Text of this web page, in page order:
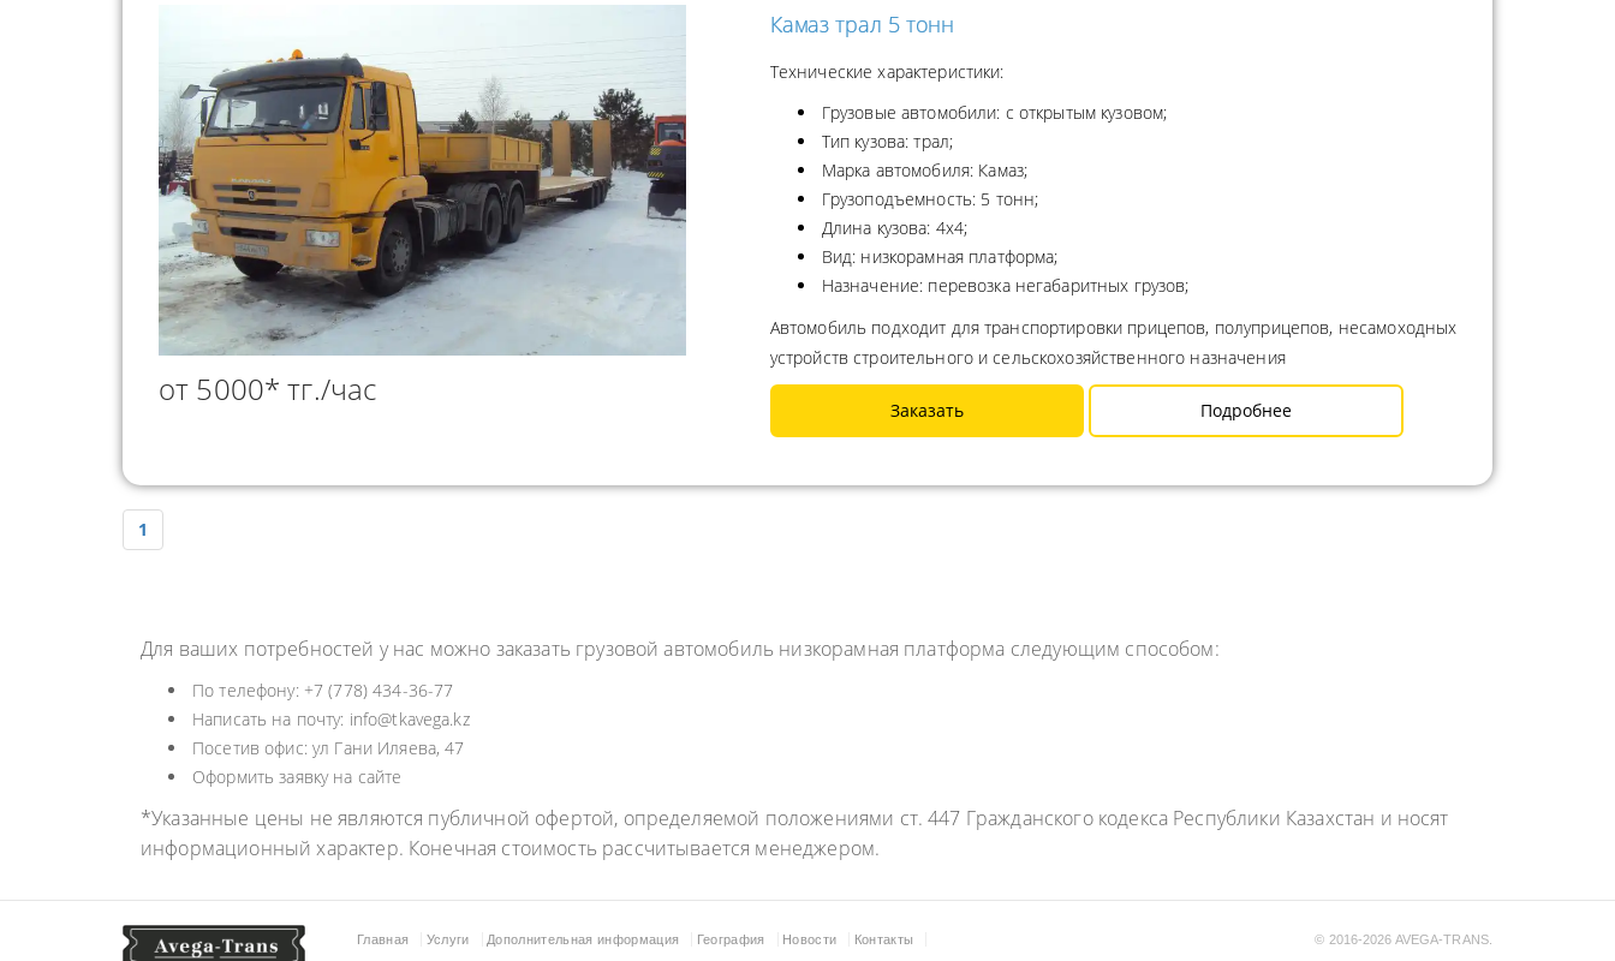
ПЕРЕВОЗКИ
от 5000* тг./час
Камаз трал 5 тонн
Технические характеристики:
Грузовые автомобили: с открытым кузовом;
Тип кузова: трал;
Марка автомобиля: Камаз;
Грузоподъемность: 5 тонн;
Длина кузова: 4x4;
Вид: низкорамная платформа;
Назначение: перевозка негабаритных грузов;
Автомобиль подходит для транспортировки прицепов, полуприцепов, несамоходных
устройств строительного и сельскохозяйственного назначения
Заказать Подробнее
1
Для ваших потребностей у нас можно заказать грузовой автомобиль низкорамная платформа следующим способом:
По телефону: +7 (778) 434-36-77
Написать на почту: info@tkavega.kz
Посетив офис: ул Гани Иляева, 47
Оформить заявку на сайте
*Указанные цены не являются публичной офертой, определяемой положениями ст. 447 Гражданского кодекса Республики Казахстан и носят
информационный характер. Конечная стоимость рассчитывается менеджером.
Главная Услуги Дополнительная информация География Новости Контакты © 2016-2026 AVEGA-TRANS.